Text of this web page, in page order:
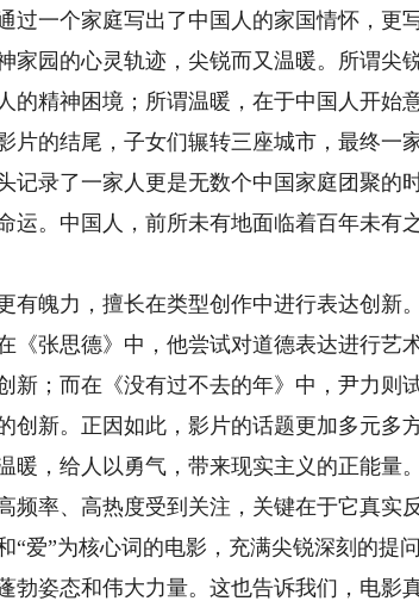
过一个家庭写出了中国人的家国情怀，更
家园的心灵轨迹，尖锐而又温暖。所谓尖
的精神困境；所谓温暖，在于中国人开始
片的结尾，子女们辗转三座城市，最终一
记录了一家人更是无数个中国家庭团聚的
运。中国人，前所未有地面临着百年未有
魄力，擅长在类型创作中进行表达创新
《张思德》中，他尝试对道德表达进行艺
新；而在《没有过不去的年》中，尹力则
创新。正因如此，影片的话题更加多元多
暖，给人以勇气，带来现实主义的正能量。
率、高热度受到关注，关键在于它真实
“爱”为核心词的电影，充满尖锐深刻的提
勃姿态和伟大力量。这也告诉我们，电影